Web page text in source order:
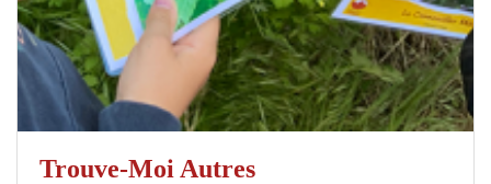
Trouve-Moi Autres